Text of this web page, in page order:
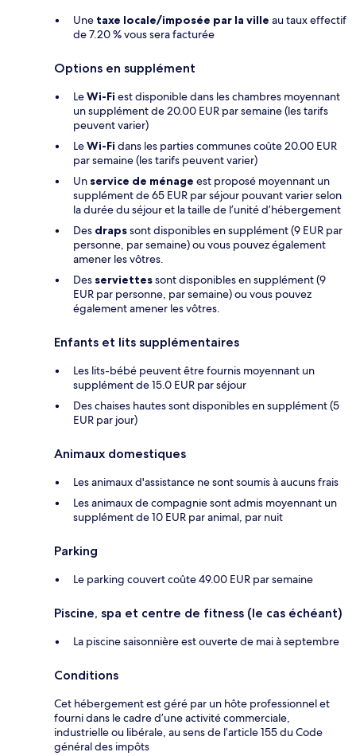
Une taxe locale/imposée par la ville au taux effectif
de 7.20 % vous sera facturée
Options en supplément
LeWi-Fi est disponible dans les chambres moyennant
un supplément de 20.00 EUR par semaine (les tarifs
peuvent varier)
LeWi-Fi dans les parties communes coûte 20.00 EUR
par semaine (les tarifs peuvent varier)
Un service de ménage est proposé moyennant un
supplément de 65 EUR par séjour pouvant varier selon
la durée du séjour et la taille de l’unité d’hébergement
Des drapssont disponibles en supplément (9 EUR par
personne, par semaine) ou vous pouvez également
amener les vôtres.
Des serviettessont disponibles en supplément (9
EUR par personne, par semaine) ou vous pouvez
également amener les vôtres.
Enfants et lits supplémentaires
Les lits-bébé peuvent être fournis moyennant un
supplément de 15.0 EUR par séjour
Des chaises hautes sont disponibles en supplément (5
EUR par jour)
Animaux domestiques
Les animaux d'assistance ne sont soumis à aucuns frais
Les animaux de compagnie sont admis moyennant un
supplément de 10 EUR par animal, par nuit
Parking
Le parking couvert coûte 49.00 EUR par semaine
Piscine, spa et centre de fitness (le cas échéant)
La piscine saisonnière est ouverte de mai à septembre
Conditions
Cet hébergement est géré par un hôte professionnel et
fourni dans le cadre d’une activité commerciale,
industrielle ou libérale, au sens de l’article 155 du Code
général des impôts